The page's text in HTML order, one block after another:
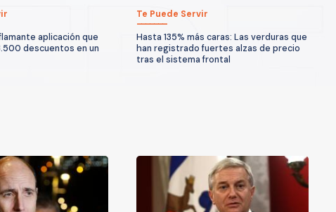
aplicación que
descuentos en un
Te Puede Servir
Hasta 135% más caras: Las verduras que
han registrado fuertes alzas de precio
tras el sistema frontal